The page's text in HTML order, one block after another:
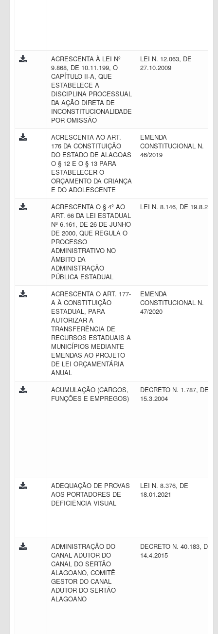
ACRESCENTA À LEI Nº
9.868, DE 10.11.199, O
CAPÍTULO II-A, QUE
ESTABELECE A
DISCIPLINA PROCESSUAL
DA AÇÃO DIRETA DE
INCONSTITUCIONALIDADE
POR OMISSÃO
LEI N. 12.063, DE
27.10.2009
ACRESCENTA AO ART.
176 DA CONSTITUIÇÃO
DO ESTADO DE ALAGOAS
O § 12 E O § 13 PARA
ESTABELECER O
ORÇAMENTO DA CRIANÇA
E DO ADOLESCENTE
EMENDA
CONSTITUCIONAL N.
46/2019
ACRESCENTA O § 4º AO
ART. 66 DA LEI ESTADUAL
Nº 6.161, DE 26 DE JUNHO
DE 2000, QUE REGULA O
PROCESSO
ADMINISTRATIVO NO
ÂMBITO DA
ADMINISTRAÇÃO
PÚBLICA ESTADUAL
LEI N. 8.146, DE
ACRESCENTA O ART. 177-
A À CONSTITUIÇÃO
ESTADUAL, PARA
AUTORIZAR A
TRANSFERÊNCIA DE
RECURSOS ESTADUAIS A
MUNICÍPIOS MEDIANTE
EMENDAS AO PROJETO
DE LEI ORÇAMENTÁRIA
ANUAL
EMENDA
CONSTITUCIONAL N.
47/2020
ACUMULAÇÃO (CARGOS,
FUNÇÕES E EMPREGOS)
DECRETO N. 1.787, DE
15.3.2004
ADEQUAÇÃO DE PROVAS
AOS PORTADORES DE
DEFICIÊNCIA VISUAL
LEI N. 8.376, DE
18.01.2021
ADMINISTRAÇÃO DO
CANAL ADUTOR DO
CANAL DO SERTÃO
ALAGOANO, COMITÊ
GESTOR DO CANAL
ADUTOR DO SERTÃO
ALAGOANO
DECRETO N. 40.183, DE
14.4.2015